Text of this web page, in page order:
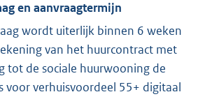
en aanvraagtermijn
wordt uiterlijk binnen 6 weken
van het huurcontract met
tot de sociale huurwooning de
voor verhuisvoordeel 55+ digitaal